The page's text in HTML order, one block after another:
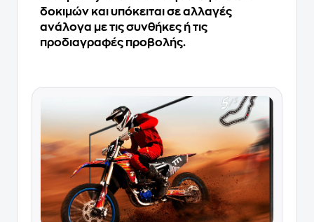
δοκιμών και υπόκειται σε αλλαγές
ανάλογα με τις συνθήκες ή τις
προδιαγραφές προβολής.